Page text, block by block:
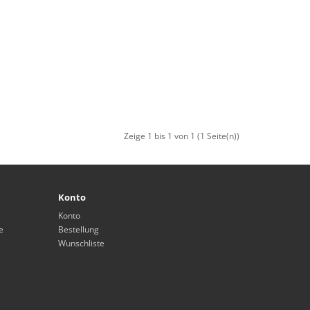
Zeige 1 bis 1 von 1 (1 Seite(n))
Konto
Konto
Bestellung
Wunschliste